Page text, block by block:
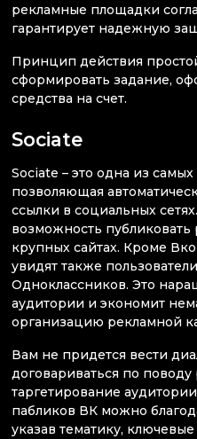
рекламные площадки
гарантирует надежную
Принцип действия
сформировать задание,
средства на счет.
Sociate
Sociate – это одна из
позволяющая
ссылки в социальных
возможность публиковать
крупных сайтах. Кроме
увидят также
Одноклассников. Это
аудитории и экономит
организацию рекламной
Вам не придется вести
договариваться по
таргетирование
пабликов ВК можно
указав тематику,